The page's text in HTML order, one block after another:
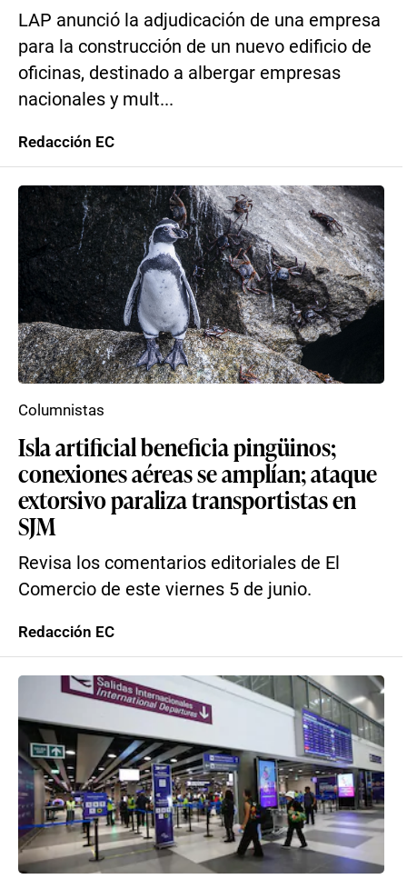
LAP anunció la adjudicación de una empresa
para la construcción de un nuevo edificio de
oficinas, destinado a albergar empresas
nacionales y mult...
Redacción EC
Isla artificial beneficia pingüinos;
conexiones aéreas se amplían; ataque
extorsivo paraliza transportistas en
SJM
Revisa los comentarios editoriales de El
Comercio de este viernes 5 de junio.
Columnistas
Redacción EC